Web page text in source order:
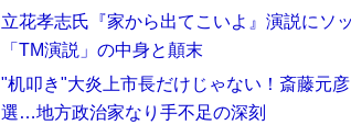
立花孝志氏『家から出てこいよ』演説に
「TM演説」の中身と顛末
"机叩き"大炎上市長だけじゃない！斎藤元
選…地方政治家なり手不足の深刻